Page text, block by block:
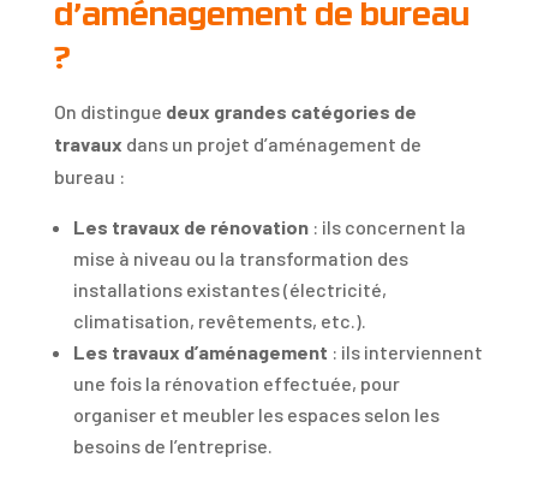
d’aménagement de bureau
?
On distingue deux grandes catégories de
travaux dans un projet d’aménagement de
bureau :
Les travaux de rénovation: ils concernent la
mise à niveau ou la transformation des
installations existantes (électricité,
climatisation, revêtements, etc.).
Les travaux d’aménagement : ils interviennent
une fois la rénovation effectuée, pour
organiser et meubler les espaces selon les
besoins de l’entreprise.